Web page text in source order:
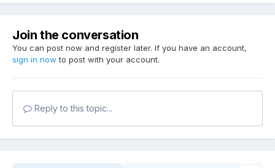
Join the conversation
You can post now and register later. If you have an account,
sign in now to post with your account.
Reply to this topic...